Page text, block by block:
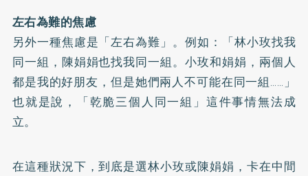
左右為難的焦慮
另外一種焦慮是「左右為難」。例如：「林小玫找我
同一組，陳娟娟也找我同一組。小玫和娟娟，兩個人
都是我的好朋友，但是她們兩人不可能在同一組……」
也就是說，「乾脆三個人同一組」這件事情無法成
立。
在這種狀況下，到底是選林小玫或陳娟娟，卡在中間